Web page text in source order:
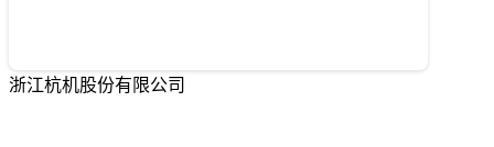
浙江杭机股份有限公司